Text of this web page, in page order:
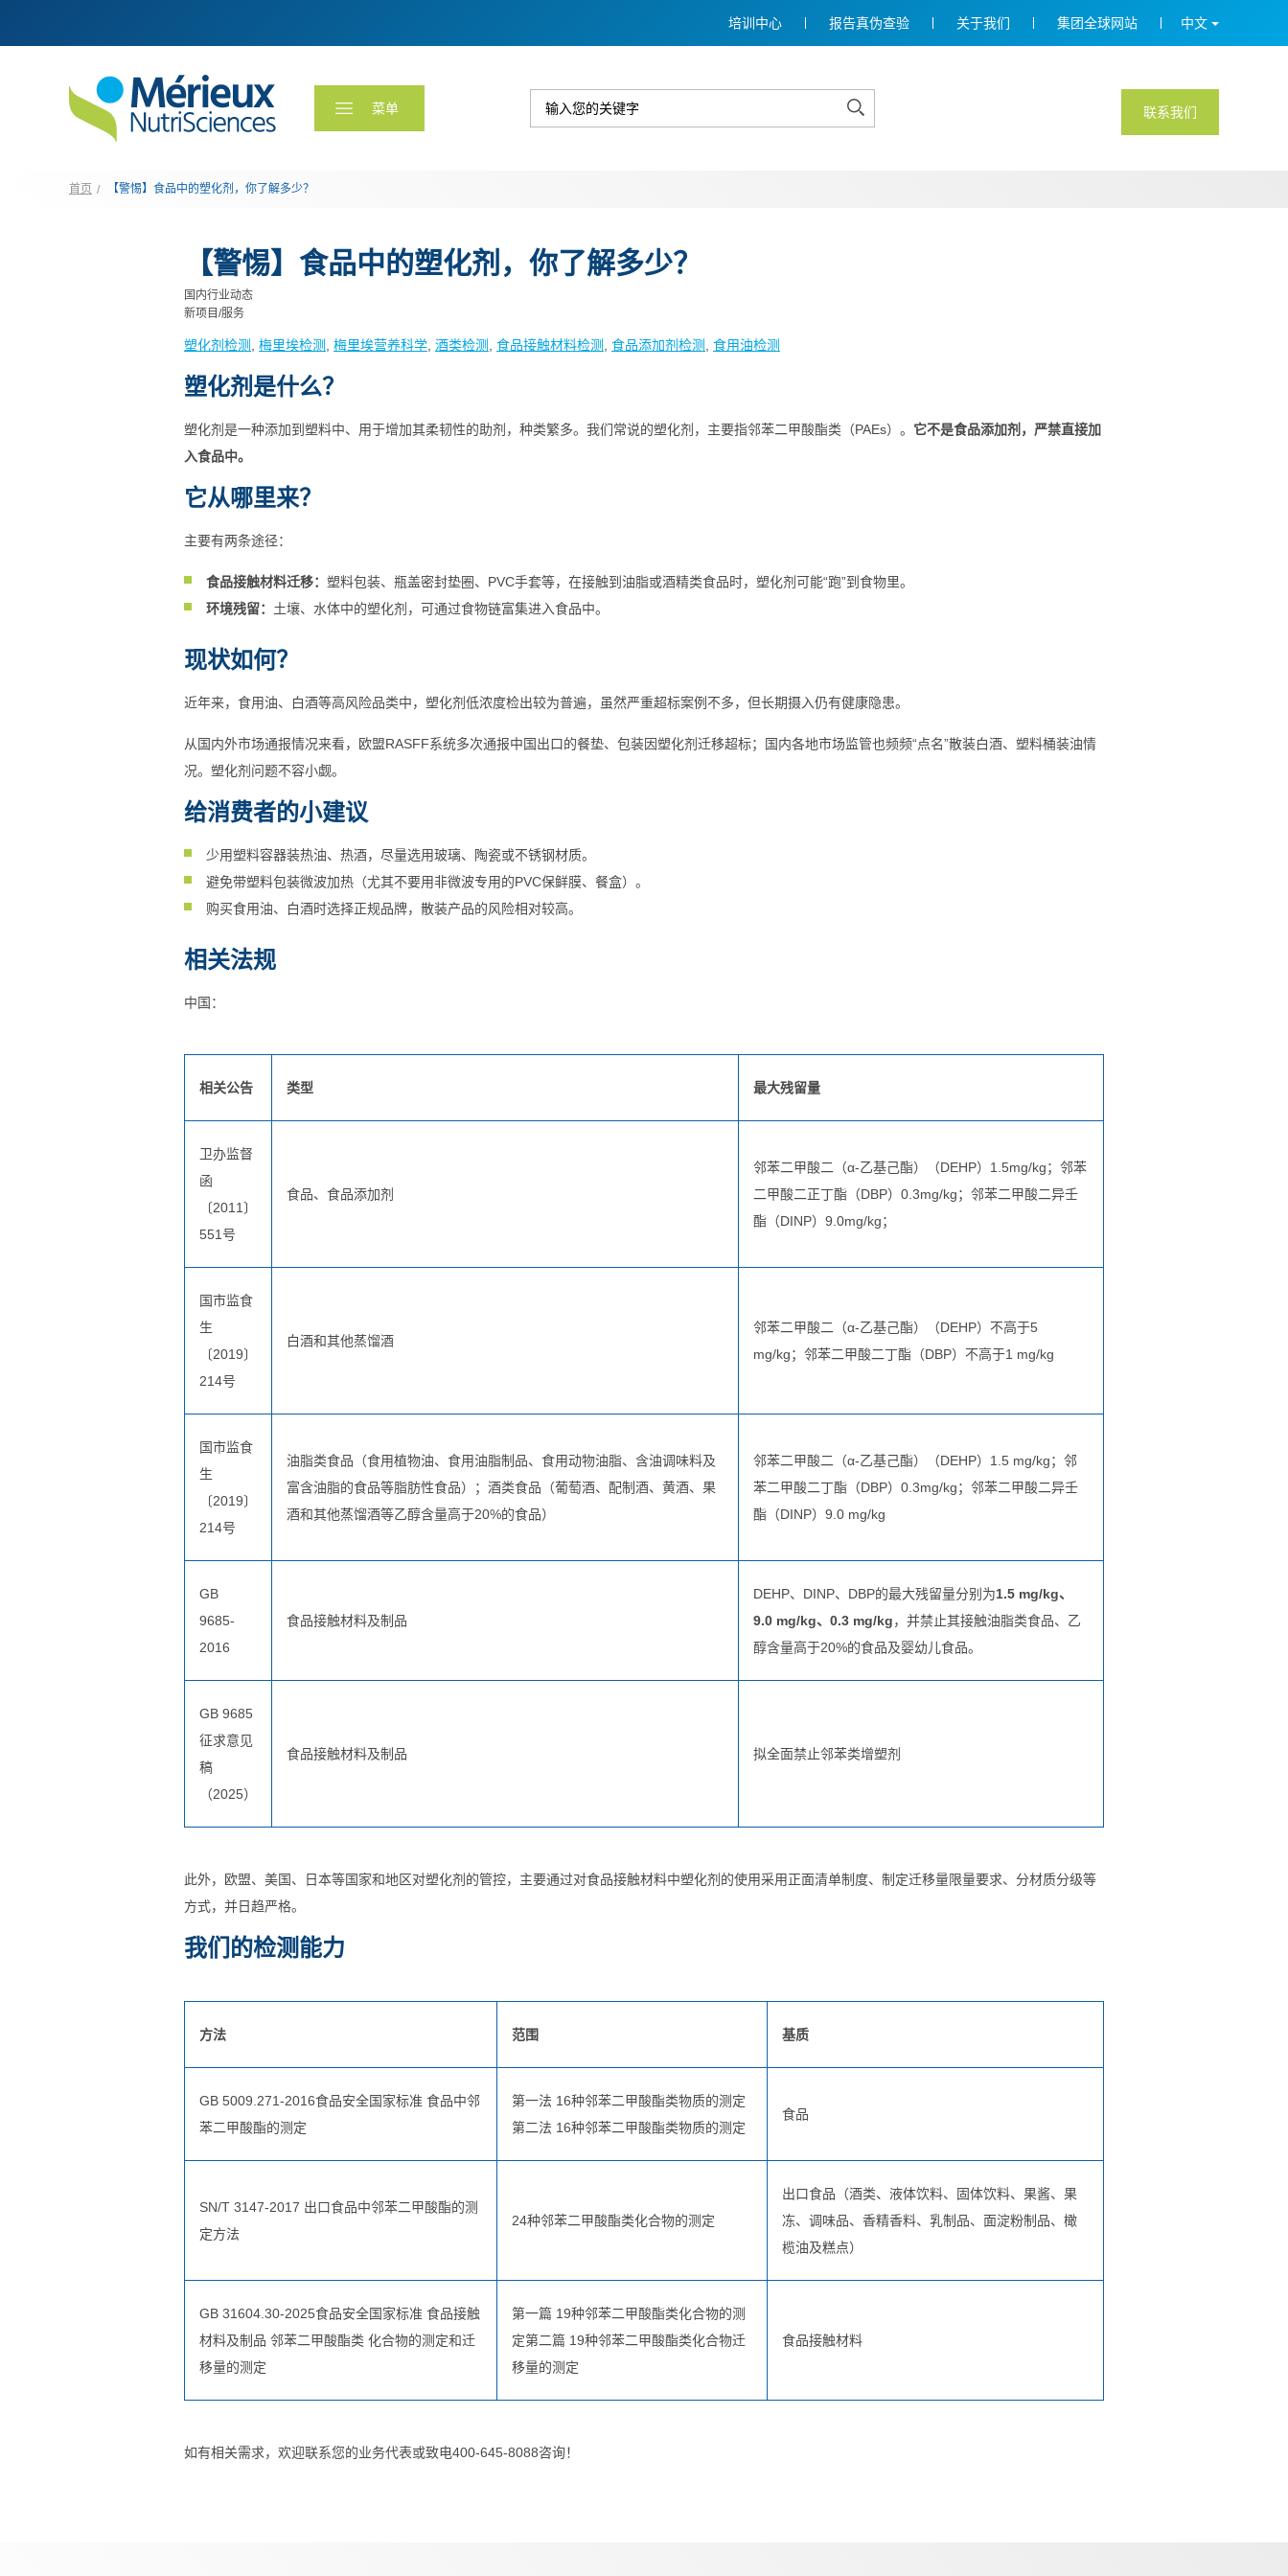
中文
培训中心 报告真伪查验 关于我们 集团全球网站
菜单 联系我们
首页 【警惕】食品中的塑化剂，你了解多少？
【警惕】食品中的塑化剂，你了解多少？
国内行业动态
新项目/服务
塑化剂检测 梅里埃检测 梅里埃营养科学 酒类检测 食品接触材料检测 食品添加剂检测 食用油检测
塑化剂是什么？
塑化剂是一种添加到塑料中、用于增加其柔韧性的助剂，种类繁多。我们常说的塑化剂，主要指邻苯二甲酸酯类（PAEs）。 它不是食品添加剂，严禁直接加
入食品中。
它从哪里来？
主要有两条途径：
食品接触材料迁移： 塑料包装、瓶盖密封垫圈、PVC手套等，在接触到油脂或酒精类食品时，塑化剂可能“跑”到食物里。
环境残留： 土壤、水体中的塑化剂，可通过食物链富集进入食品中。
现状如何？
近年来，食用油、白酒等高风险品类中，塑化剂低浓度检出较为普遍，虽然严重超标案例不多，但长期摄入仍有健康隐患。
从国内外市场通报情况来看，欧盟RASFF系统多次通报中国出口的餐垫、包装因塑化剂迁移超标；国内各地市场监管也频频“点名”散装白酒、塑料桶装油情
况。塑化剂问题不容小觑。
给消费者的小建议
少用塑料容器装热油、热酒，尽量选用玻璃、陶瓷或不锈钢材质。
避免带塑料包装微波加热（尤其不要用非微波专用的PVC保鲜膜、餐盒）。
购买食用油、白酒时选择正规品牌，散装产品的风险相对较高。
相关法规
中国：
相关公告 类型 最大残留量
卫办监督
函
〔2011〕
551号
食品、食品添加剂
邻苯二甲酸二（α-乙基己酯）（DEHP）1.5mg/kg；邻苯
二甲酸二正丁酯（DBP）0.3mg/kg；邻苯二甲酸二异壬
酯（DINP）9.0mg/kg；
国市监食
生
〔2019〕
214号
白酒和其他蒸馏酒
邻苯二甲酸二（α-乙基己酯）（DEHP）不高于5
mg/kg；邻苯二甲酸二丁酯（DBP）不高于1 mg/kg
国市监食
生
〔2019〕
214号
油脂类食品（食用植物油、食用油脂制品、食用动物油脂、含油调味料及
富含油脂的食品等脂肪性食品）；酒类食品（葡萄酒、配制酒、黄酒、果
酒和其他蒸馏酒等乙醇含量高于20%的食品）
邻苯二甲酸二（α-乙基己酯）（DEHP）1.5 mg/kg；邻
苯二甲酸二丁酯（DBP）0.3mg/kg；邻苯二甲酸二异壬
酯（DINP）9.0 mg/kg
GB
9685-
2016
食品接触材料及制品
DEHP、DINP、DBP的最大残留量分别为1.5 mg/kg、
9.0 mg/kg、0.3 mg/kg，并禁止其接触油脂类食品、乙
醇含量高于20%的食品及婴幼儿食品。
GB 9685
征求意见
稿
（2025）
食品接触材料及制品 拟全面禁止邻苯类增塑剂
此外，欧盟、美国、日本等国家和地区对塑化剂的管控，主要通过对食品接触材料中塑化剂的使用采用正面清单制度、制定迁移量限量要求、分材质分级等
方式，并日趋严格。
我们的检测能力
方法 范围 基质
GB 5009.271-2016食品安全国家标准 食品中邻
苯二甲酸酯的测定
第一法 16种邻苯二甲酸酯类物质的测定
第二法 16种邻苯二甲酸酯类物质的测定
食品
SN/T 3147-2017 出口食品中邻苯二甲酸酯的测
定方法
24种邻苯二甲酸酯类化合物的测定
出口食品（酒类、液体饮料、固体饮料、果酱、果
冻、调味品、香精香料、乳制品、面淀粉制品、橄
榄油及糕点）
GB 31604.30-2025食品安全国家标准 食品接触
材料及制品 邻苯二甲酸酯类 化合物的测定和迁
移量的测定
第一篇 19种邻苯二甲酸酯类化合物的测
定第二篇 19种邻苯二甲酸酯类化合物迁
移量的测定
食品接触材料
如有相关需求，欢迎联系您的业务代表或致电400-645-8088咨询！